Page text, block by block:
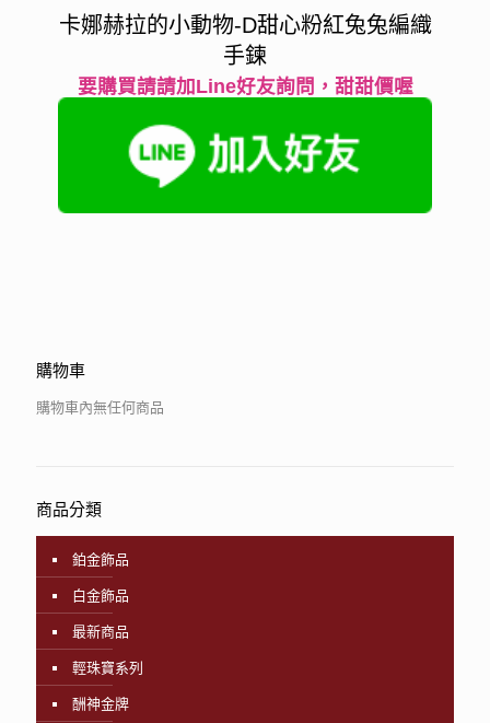
卡娜赫拉的小動物-D甜心粉紅兔兔編織
手鍊
要購買請請加Line好友詢問，甜甜價喔
購物車
購物車內無任何商品
商品分類
鉑金飾品
白金飾品
最新商品
輕珠寶系列
酬神金牌